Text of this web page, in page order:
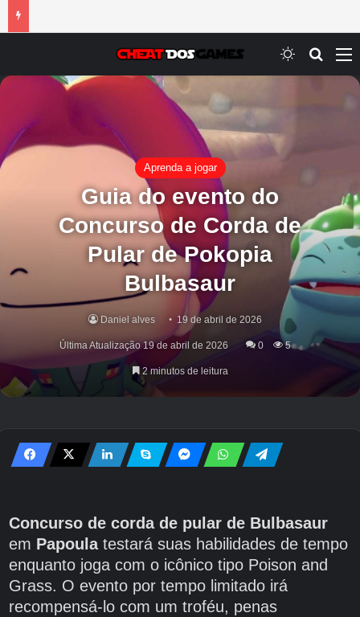
Switch skin
Aprenda a jogar
Guia do evento do
Concurso de Corda de
Pular de Pokopia
Bulbasaur
Daniel alves 19 de abril de 2026
Última Atualização 19 de abril de 2026 0 5
2 minutos de leitura
Concurso de corda de pular de Bulbasaur
em Papoula testará suas habilidades de tempo
enquanto joga com o icônico tipo Poison and
Grass. O evento por tempo limitado irá
recompensá-lo com um troféu, penas